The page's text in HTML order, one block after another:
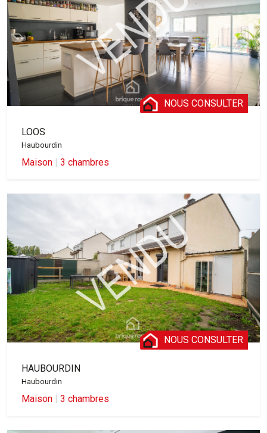
NOUS CONSULTER
LOOS
Haubourdin
Maison | 3 chambres
NOUS CONSULTER
HAUBOURDIN
Haubourdin
Maison | 3 chambres